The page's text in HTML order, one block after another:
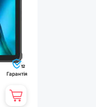
12
Гарантія